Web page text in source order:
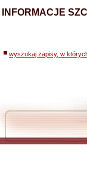
INFORMACJE
wyszukaj zapisy, w